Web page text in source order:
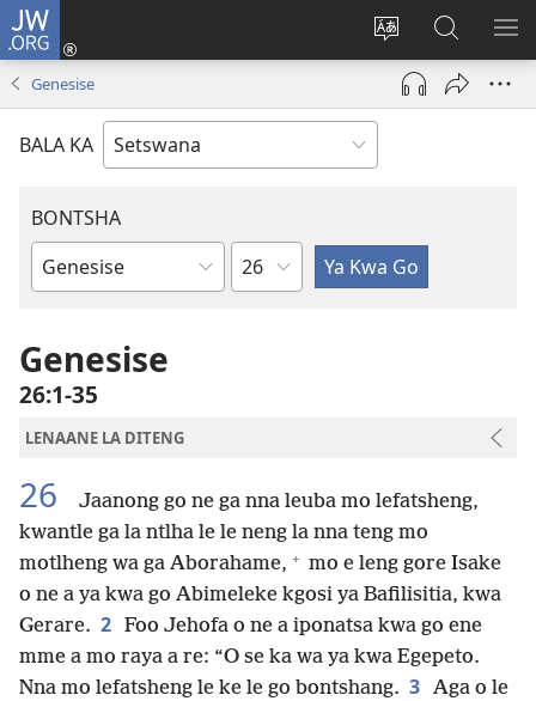
JW.ORG
Fetola
puo
ya
Tsena
tsebe
e
Senka
JW.ORG/
Genesise
BALA KA
BONTSHA
Dibuka
Baebele
Kgaolo
Genesise
26:1-35
LENAANE LA DITENG
26
Jaanong go ne ga nna leuba mo lefatsheng,
kwantle ga la ntlha le le neng la nna teng mo
motlheng wa ga Aborahame, + mo e leng gore Isake
o ne a ya kwa go Abimeleke kgosi ya Bafilisitia, kwa
Gerare. 2 Foo Jehofa o ne a iponatsa kwa go ene
mme a mo raya a re: “O se ka wa ya kwa Egepeto.
Nna mo lefatsheng le ke le go bontshang. 3 Aga o le